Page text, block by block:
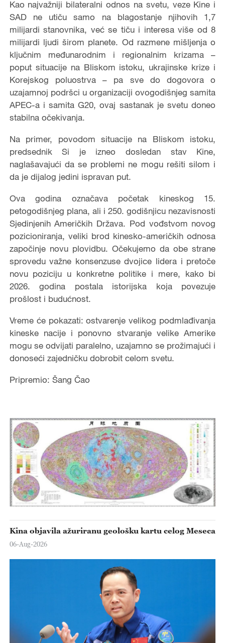
Kao najvažniji bilateralni odnos na svetu, veze Kine i
SAD ne utiču samo na blagostanje njihovih 1,7
milijardi stanovnika, već se tiču i interesa više od 8
milijardi ljudi širom planete. Od razmene mišljenja o
ključnim međunarodnim i regionalnim krizama –
poput situacije na Bliskom istoku, ukrajinske krize i
Korejskog poluostrva – pa sve do dogovora o
uzajamnoj podršci u organizaciji ovogodišnjeg samita
APEC-a i samita G20, ovaj sastanak je svetu doneo
stabilna očekivanja.
Na primer, povodom situacije na Bliskom istoku,
predsednik Si je izneo dosledan stav Kine,
naglašavajući da se problemi ne mogu rešiti silom i
da je dijalog jedini ispravan put.
Ova godina označava početak kineskog 15.
petogodišnjeg plana, ali i 250. godišnjicu nezavisnosti
Sjedinjenih Američkih Država. Pod vođstvom novog
pozicioniranja, veliki brod kinesko-američkih odnosa
započinje novu plovidbu. Očekujemo da obe strane
sprovedu važne konsenzuse dvojice lidera i pretoče
novu poziciju u konkretne politike i mere, kako bi
2026. godina postala istorijska koja povezuje
prošlost i budućnost.
Vreme će pokazati: ostvarenje velikog podmlađivanja
kineske nacije i ponovno stvaranje velike Amerike
mogu se odvijati paralelno, uzajamno se prožimajući i
donoseći zajedničku dobrobit celom svetu.
Pripremio: Šang Čao
Kina objavila ažuriranu geološku kartu celog Meseca
06-Aug-2026